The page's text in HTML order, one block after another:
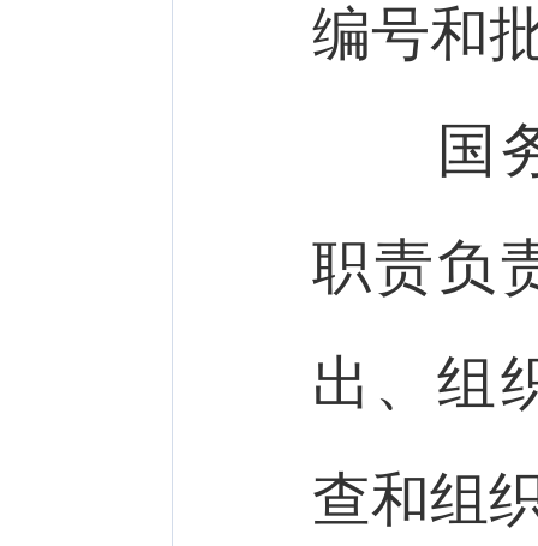
编号和
国务
职责负
出、组
查和组